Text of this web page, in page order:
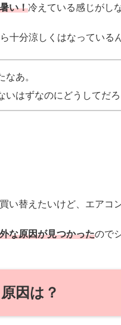
い！冷えている感じがし
十分涼しくはなっている
なあ。
いはずなのにどうしてだろ
い替えたいけど、エアコ
な原因が見つかったので
因は？